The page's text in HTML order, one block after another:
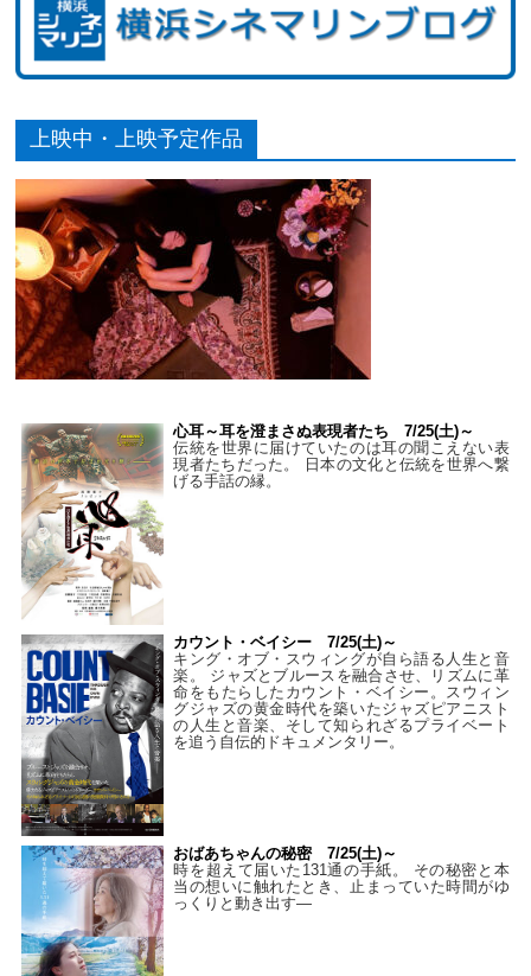
上映中・上映予定作品
心耳～耳を澄まさぬ表現者たち 7/25(土)～
伝統を世界に届けていたのは耳の聞こえない表
現者たちだった。 日本の文化と伝統を世界へ繋
げる手話の縁。
カウント・ベイシー 7/25(土)～
キング・オブ・スウィングが自ら語る人生と音
楽。 ジャズとブルースを融合させ、リズムに革
命をもたらしたカウント・ベイシー。スウィン
グジャズの黄金時代を築いたジャズピアニスト
の人生と音楽、そして知られざるプライベート
を追う自伝的ドキュメンタリー。
おばあちゃんの秘密 7/25(土)～
時を超えて届いた131通の手紙。 その秘密と本
当の想いに触れたとき、止まっていた時間がゆ
っくりと動き出す―